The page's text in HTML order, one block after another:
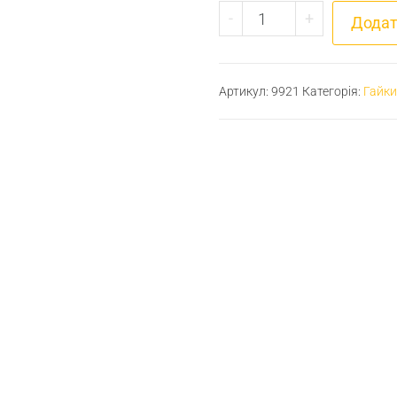
- Гайка М30х1,5LH
+
Артикул: 9921 Категорія: Гайки